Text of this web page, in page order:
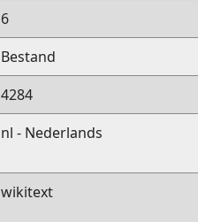
6
Bestand
4284
nl - Nederlands
wikitext